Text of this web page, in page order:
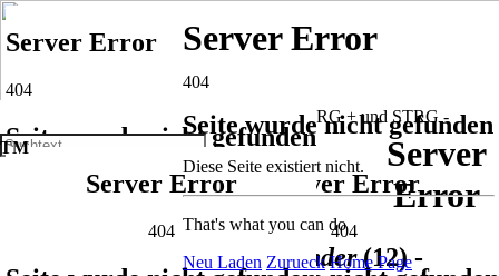
Server Error
404
Seite wurde nicht gefunden
Diese Seite existiert nicht.
That's what you can do
Server Error
404
Seite wurde nicht gefunden
Diese Seite existiert nicht.
That's what you can do
Neu Laden Zurueck Home Page
Server
Error
Fahrzeuge Kinder(12) -
Server Error
404
TM
Server Error
404